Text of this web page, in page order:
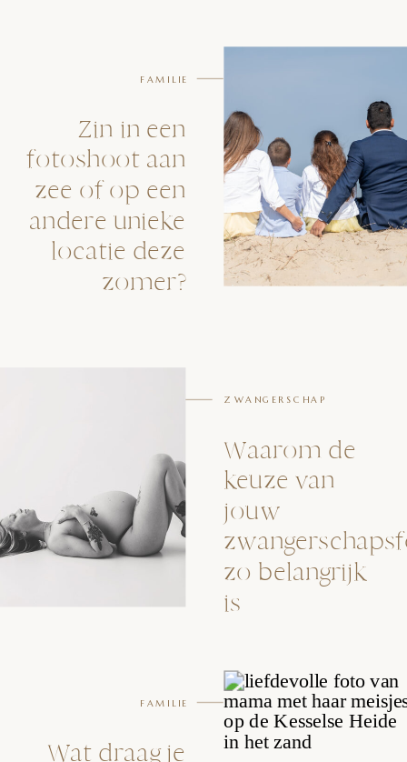
Zin in een
fotoshoot aan
zee of op een
andere unieke
locatie deze
zomer?
FAMILIE
Waarom de
keuze van
jouw
zo belangrijk
is
ZWANGERSCHAP
Wat draag je
FAMILIE